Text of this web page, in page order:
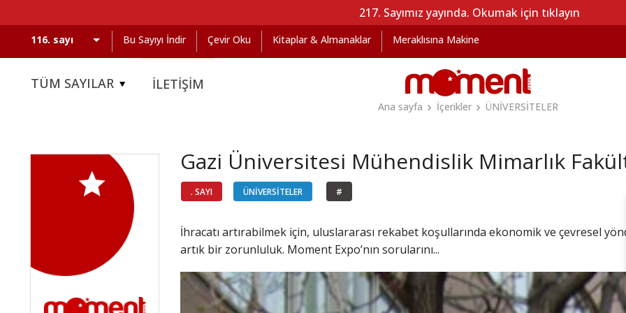
217. Sayımız yayında. Okumak için tıklayın
Bu Sayıyı İndir Çevir Oku Kitaplar & Almanaklar Meraklısına Makine
TÜM SAYILAR İLETİŞİM
Ana sayfa
İçerikler ÜNİVERSİTELER
Gazi Üniversitesi Mühendislik Mimarlık
. SAYI ÜNİVERSİTELER #
İhracatı artırabilmek için, uluslararası rekabet koşullarında ekonomik ve çevresel
artık bir zorunluluk. Moment Expo’nın sorularını...